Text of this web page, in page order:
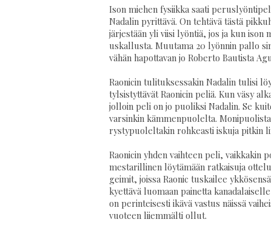
Ison miehen fysiikka saati
Nadalin pyrittävä. On tehtävä tästä
järjestään yli viisi lyöntiä, jos ja kun
uskallusta. Muutama 20 lyönnin pallo
vähän hapottavan jo Roberto Bautista
Raonicin tulituksessakin Nadalin tulisi
tylsistyttävät Raonicin peliä. Kun väsy
jolloin peli on jo puoliksi Nadalin. Se
varsinkin kämmenpuolelta.
rystypuoleltakin rohkeasti iskuja pitkin
Raonicin yhden vaihteen peli, vaikkakin
mestarillinen löytämään ratkaisuja
geimit, joissa Raonic tuskailee
kyettävä luomaan painetta
on perinteisesti ikävä vastus näissä
vuoteen liiemmälti ollut.